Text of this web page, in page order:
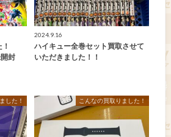
封
2024.9.16
ハイキュー全巻セット買取させて
いただきました！！
した！ こんなの買取りました！